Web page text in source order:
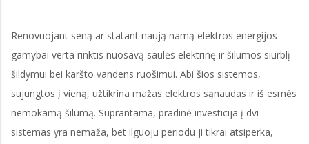
Renovuojant seną ar statant naują namą elektros energijos
gamybai verta rinktis nuosavą saulės elektrinę ir šilumos siurblį -
šildymui bei karšto vandens ruošimui. Abi šios sistemos,
sujungtos į vieną, užtikrina mažas elektros sąnaudas ir iš esmės
nemokamą šilumą. Suprantama, pradinė investicija į dvi
sistemas yra nemaža, bet ilguoju periodu ji tikrai atsiperka,